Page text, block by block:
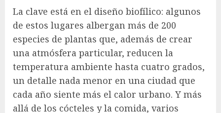
La clave está en el diseño biofílico: algunos
de estos lugares albergan más de 200
especies de plantas que, además de crear
una atmósfera particular, reducen la
temperatura ambiente hasta cuatro grados,
un detalle nada menor en una ciudad que
cada año siente más el calor urbano. Y más
allá de los cócteles y la comida, varios